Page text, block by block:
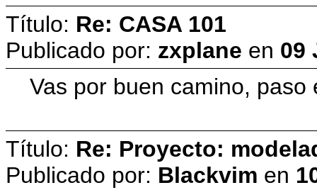
Título: Re: CASA 101
Publicado por: zxplane en 09
Vas por buen camino,
Título: Re: Proyecto:
Publicado por: Blackvim en